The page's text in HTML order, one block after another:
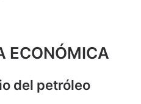
ECONÓMICA
del petróleo